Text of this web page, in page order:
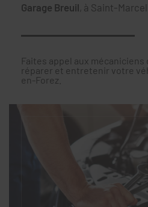
Garage Breuil, à Saint-
Faites appel aux mécaniciens
réparer et entretenir votre
en-Forez.